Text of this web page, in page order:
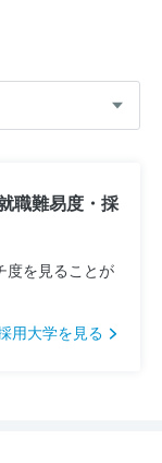
職難易度・採
度を見ることが
用大学を見る